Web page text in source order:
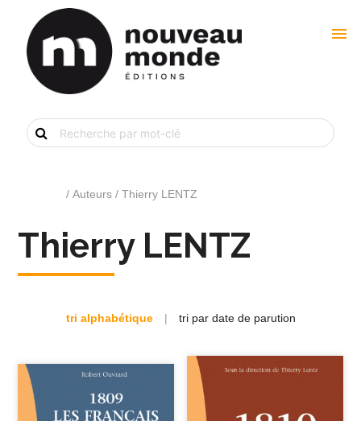
menu
Recherche
de
livre
/ Auteurs / Thierry LENTZ
Thierry LENTZ
tri alphabétique | tri par date de parution